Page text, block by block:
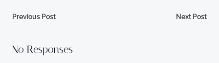
Post
navigation
Previous Post Next Post
No Responses